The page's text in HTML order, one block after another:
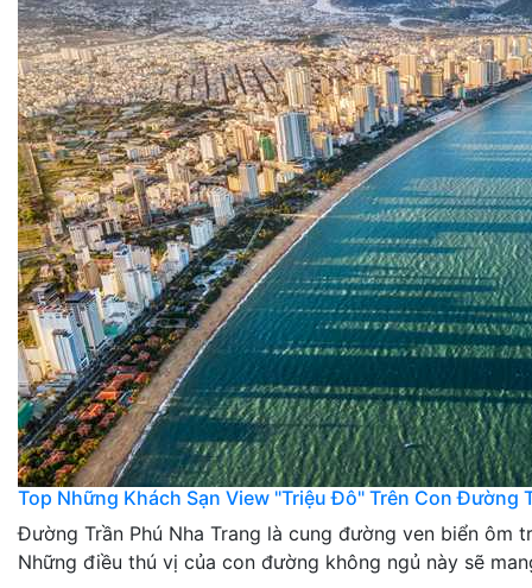
Top Những Khách Sạn View "Triệu Đô" Trên Con Đường
Đường Trần Phú Nha Trang là cung đường ven biển ôm
Những điều thú vị của con đường không ngủ này sẽ